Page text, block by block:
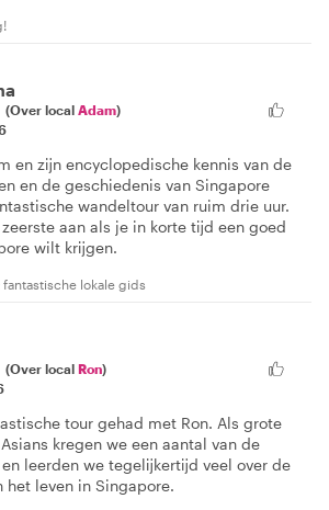
(Over local Adam)
en zijn encyclopedische kennis van de
en de geschiedenis van Singapore
wandeltour van ruim drie uur.
aan als je in korte tijd een goed
wilt krijgen.
lokale gids
(Over local Ron)
tour gehad met Ron. Als grote
kregen we een aantal van de
leerden we tegelijkertijd veel over de
het leven in Singapore.